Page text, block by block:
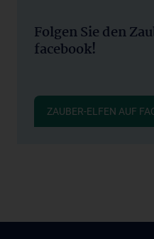
Folgen Sie den
facebook!
ZAUBER-ELFEN AUF